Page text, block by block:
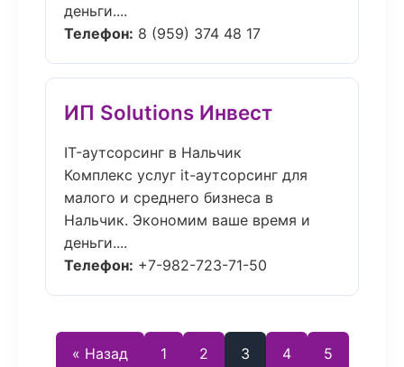
деньги....
Телефон: 8 (959) 374 48 17
ИП Solutions Инвест
IT-аутсорсинг в Нальчик
Комплекс услуг it-аутсорсинг для
малого и среднего бизнеса в
Нальчик. Экономим ваше время и
деньги....
Телефон: +7-982-723-71-50
« Назад 1 2 3 4 5